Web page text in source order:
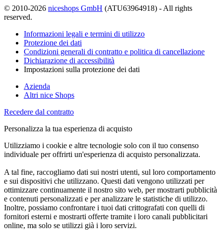
© 2010-2026 niceshops GmbH (ATU63964918) - All rights
reserved.
Informazioni legali e termini di utilizzo
Protezione dei dati
Condizioni generali di contratto e politica di cancellazione
Dichiarazione di accessibilità
Impostazioni sulla protezione dei dati
Azienda
Altri nice Shops
Recedere dal contratto
Personalizza la tua esperienza di acquisto
Utilizziamo i cookie e altre tecnologie solo con il tuo consenso
individuale per offrirti un'esperienza di acquisto personalizzata.
A tal fine, raccogliamo dati sui nostri utenti, sul loro comportamento
e sui dispositivi che utilizzano. Questi dati vengono utilizzati per
ottimizzare continuamente il nostro sito web, per mostrarti pubblicità
e contenuti personalizzati e per analizzare le statistiche di utilizzo.
Inoltre, possiamo confrontare i tuoi dati crittografati con quelli di
fornitori esterni e mostrarti offerte tramite i loro canali pubblicitari
online, ma solo se utilizzi già i loro servizi.